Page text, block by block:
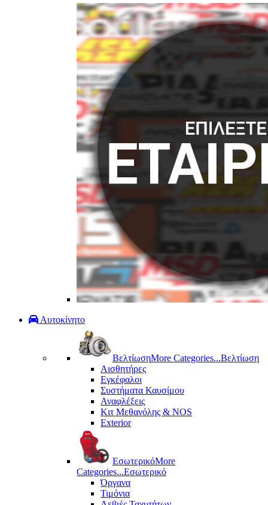
Αυτοκίνητο
ΒελτίωσηMore Categories...Βελτίωση
Αισθητήρες
Εγκέφαλοι
Συστήματα Καυσίμου
Αναφλέξεις
Κιτ Μεθανόλης & ΝΟS
Exterior
ΕσωτερικόMore
Categories...Εσωτερικό
Όργανα
Τιμόνια